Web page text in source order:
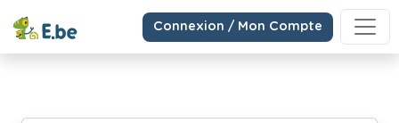
Connexion / Mon Compte